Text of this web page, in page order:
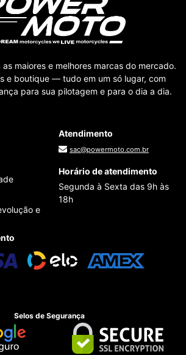
maiores e melhores marcas do mercado.
e boutique — tudo em um só lugar, com
para sua pilotagem e para o dia a dia.
e
Atendimento
sac@powermoto.com.br
Horário de atendimento
Segunda à Sexta das 9h às
18h
Selos de Segurança